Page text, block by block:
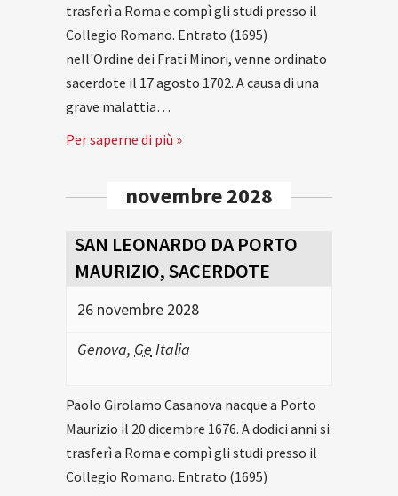
trasferì a Roma e compì gli studi presso il
Collegio Romano. Entrato (1695)
nell'Ordine dei Frati Minori, venne ordinato
sacerdote il 17 agosto 1702. A causa di una
grave malattia…
Per saperne di più »
novembre 2028
SAN LEONARDO DA PORTO
MAURIZIO, SACERDOTE
26 novembre 2028
Genova, Ge Italia
Paolo Girolamo Casanova nacque a Porto
Maurizio il 20 dicembre 1676. A dodici anni si
trasferì a Roma e compì gli studi presso il
Collegio Romano. Entrato (1695)